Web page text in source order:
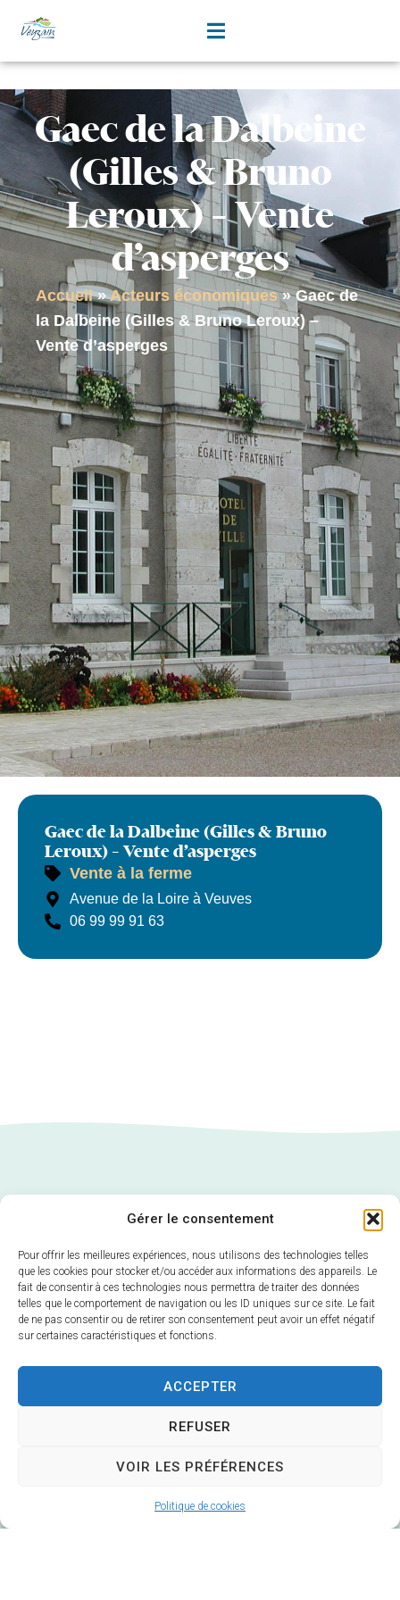
Gérer le consentement
Pour offrir les meilleures expériences, nous utilisons des technologies telles
que les cookies pour stocker et/ou accéder aux informations des appareils. Le
fait de consentir à ces technologies nous permettra de traiter des données
telles que le comportement de navigation ou les ID uniques sur ce site. Le fait
de ne pas consentir ou de retirer son consentement peut avoir un effet négatif
sur certaines caractéristiques et fonctions.
ACCEPTER
REFUSER
VOIR LES PRÉFÉRENCES
Politique de cookies
principal
Gaec de la Dalbeine
(Gilles & Bruno
Leroux) – Vente
d’asperges
Accueil»Acteurs économiques»Gaec de
la Dalbeine (Gilles & Bruno Leroux) –
Vente d’asperges
Gaec de la Dalbeine (Gilles & Bruno
Leroux) – Vente d’asperges
Vente à la ferme
Avenue de la Loire à Veuves
06 99 99 91 63
Horaires d’ouverture :
Du lundi au vendredi 9h – 12h30 / 14h – 17h